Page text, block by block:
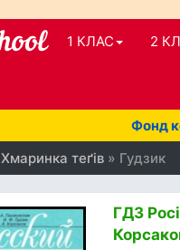
1 КЛАС 2
Фонд
Хмаринка теґів » Гудзик
ГДЗ